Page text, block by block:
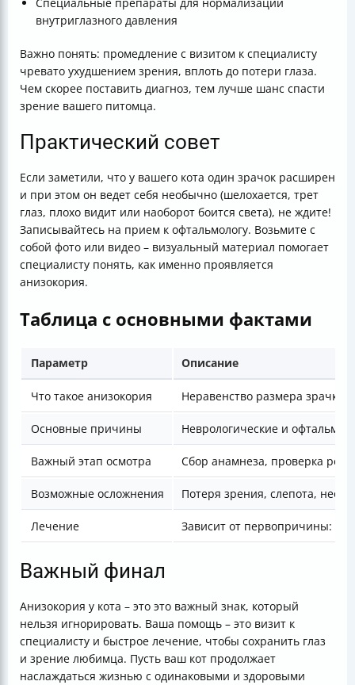
внутриглазного давления
Важно понять: промедление с визитом к специалисту
чревато ухудшением зрения, вплоть до потери глаза.
Чем скорее поставить диагноз, тем лучше шанс спасти
зрение вашего питомца.
Практический совет
Если заметили, что у вашего кота один зрачок расширен
и при этом он ведет себя необычно (шелохается, трет
глаз, плохо видит или наоборот боится света), не ждите!
Записывайтесь на прием к офтальмологу. Возьмите с
собой фото или видео – визуальный материал помогает
специалисту понять, как именно проявляется
анизокория.
Таблица с основными фактами
Параметр Описание
Что такое анизокория Неравенство размера
Основные причины Неврологические и
Важный этап осмотра Сбор анамнеза, проверка
Возможные осложнения Потеря зрения, слепота,
Лечение Зависит от первопричины:
Важный финал
Анизокория у кота – это это важный знак, который
нельзя игнорировать. Ваша помощь – это визит к
специалисту и быстрое лечение, чтобы сохранить глаз
и зрение любимца. Пусть ваш кот продолжает
наслаждаться жизнью с одинаковыми и здоровыми